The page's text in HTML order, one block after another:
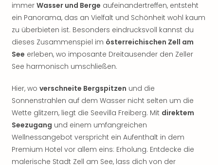
immer Wasser und Berge aufeinandertreffen, entsteht
ein Panorama, das an Vielfalt und Schönheit wohl kaum
zu überbieten ist. Besonders eindrucksvoll kannst du
dieses Zusammenspiel im österreichischen Zell am
See erleben, wo imposante Dreitausender den Zeller
See harmonisch umschließen.
Hier, wo verschneite Bergspitzen und die
Sonnenstrahlen auf dem Wasser nicht selten um die
Wette glitzern, liegt die Seevilla Freiberg. Mit direktem
Seezugang und einem umfangreichen
Wellnessangebot verspricht ein Aufenthalt in dem
Premium Hotel vor allem eins: Erholung. Entdecke die
malerische Stadt Zell am See, lass dich von der